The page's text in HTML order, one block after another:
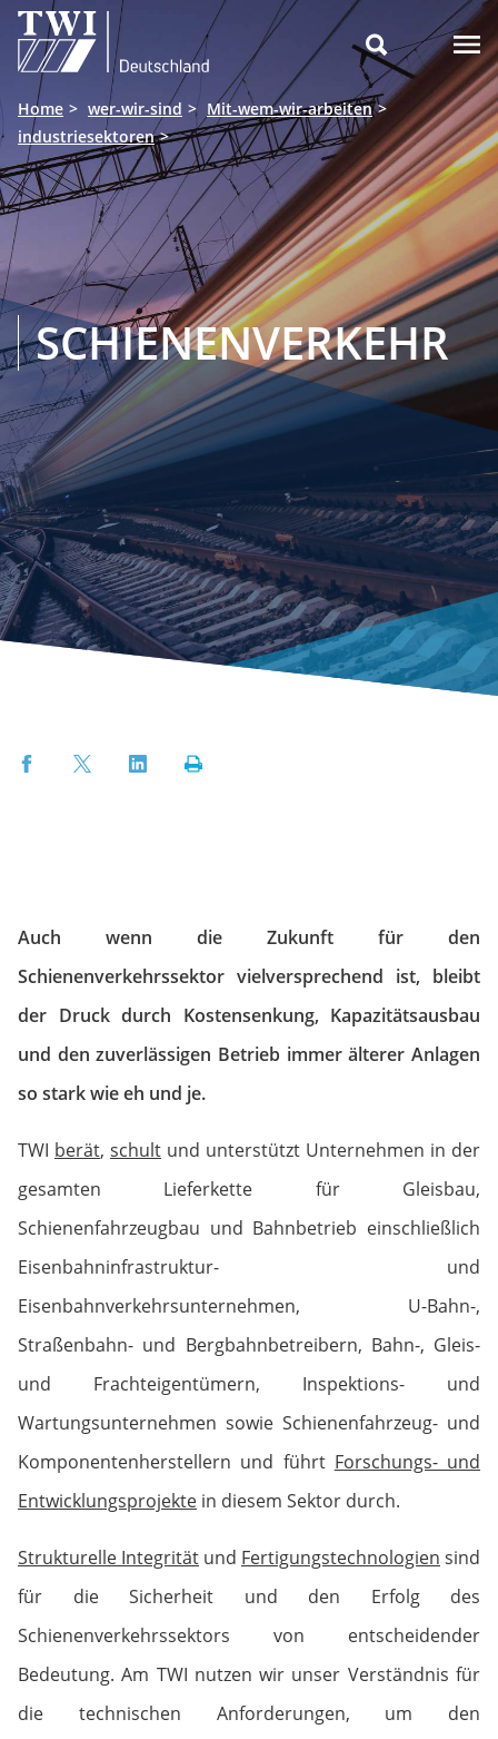

Home wer-wir-sind
Mit-wem-wir-arbeiten
industriesektoren
SCHIENENVERKEHR
FacebookTwitterLinkedInPrint
Auch wenn die Zukunft für den
Schienenverkehrssektor vielversprechend ist, bleibt
der Druck durch Kostensenkung, Kapazitätsausbau
und den zuverlässigen Betrieb immer älterer Anlagen
so stark wie eh und je.
TWI berät, schult und unterstützt Unternehmen in der
gesamten Lieferkette für Gleisbau,
Schienenfahrzeugbau und Bahnbetrieb einschließlich
Eisenbahninfrastruktur- und
Eisenbahnverkehrsunternehmen, U-Bahn-,
Straßenbahn- und Bergbahnbetreibern, Bahn-, Gleis-
und Frachteigentümern, Inspektions- und
Wartungsunternehmen sowie Schienenfahrzeug- und
Komponentenherstellern und führt Forschungs- und
Entwicklungsprojekte in diesem Sektor durch.
Strukturelle Integrität und Fertigungstechnologien sind
für die Sicherheit und den Erfolg des
Schienenverkehrssektors von entscheidender
Bedeutung. Am TWI nutzen wir unser Verständnis für
die technischen Anforderungen, um den